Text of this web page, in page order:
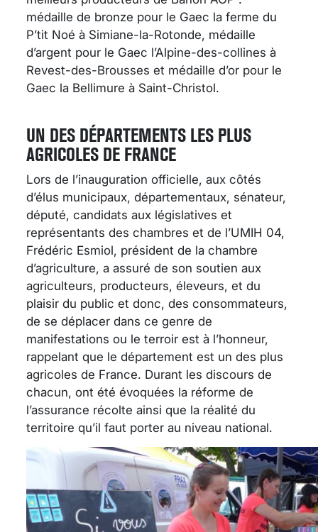
médaille de bronze pour le Gaec la ferme du
P’tit Noé à Simiane-la-Rotonde, médaille
d’argent pour le Gaec l’Alpine-des-collines à
Revest-des-Brousses et médaille d’or pour le
Gaec la Bellimure à Saint-Christol.
UN DES DÉPARTEMENTS LES PLUS
AGRICOLES DE FRANCE
Lors de l’inauguration officielle, aux côtés
d’élus municipaux, départementaux, sénateur,
député, candidats aux législatives et
représentants des chambres et de l’UMIH 04,
Frédéric Esmiol, président de la chambre
d’agriculture, a assuré de son soutien aux
agriculteurs, producteurs, éleveurs, et du
plaisir du public et donc, des consommateurs,
de se déplacer dans ce genre de
manifestations ou le terroir est à l’honneur,
rappelant que le département est un des plus
agricoles de France. Durant les discours de
chacun, ont été évoquées la réforme de
l’assurance récolte ainsi que la réalité du
territoire qu’il faut porter au niveau national.